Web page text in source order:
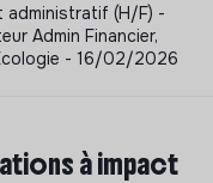
(H/F) -
Admin Financier,
- 16/02/2026
à impact